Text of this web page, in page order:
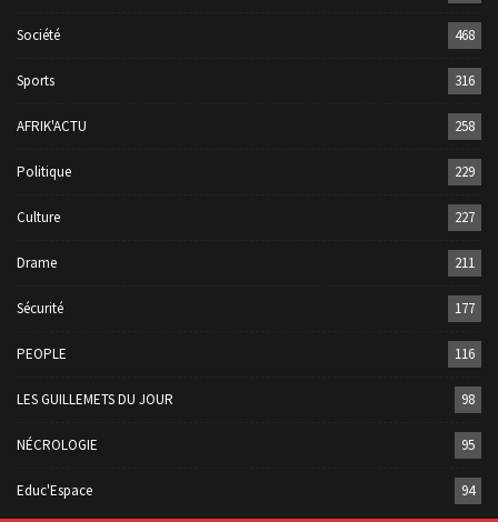
Société 468
Sports 316
AFRIK'ACTU 258
Politique 229
Culture 227
Drame 211
Sécurité 177
PEOPLE 116
LES GUILLEMETS DU JOUR 98
NÉCROLOGIE 95
Educ'Espace 94